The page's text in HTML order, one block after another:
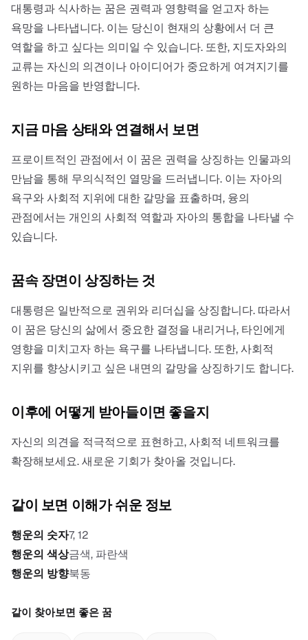
대통령과 식사하는 꿈은 권력과 영향력을 얻고자 하는
욕망을 나타냅니다. 이는 당신이 현재의 상황에서 더 큰
역할을 하고 싶다는 의미일 수 있습니다. 또한, 지도자와의
교류는 자신의 의견이나 아이디어가 중요하게 여겨지기를
원하는 마음을 반영합니다.
지금 마음 상태와 연결해서 보면
프로이트적인 관점에서 이 꿈은 권력을 상징하는 인물과의
만남을 통해 무의식적인 열망을 드러냅니다. 이는 자아의
욕구와 사회적 지위에 대한 갈망을 표출하며, 융의
관점에서는 개인의 사회적 역할과 자아의 통합을 나타낼 수
있습니다.
꿈속 장면이 상징하는 것
대통령은 일반적으로 권위와 리더십을 상징합니다. 따라서
이 꿈은 당신의 삶에서 중요한 결정을 내리거나, 타인에게
영향을 미치고자 하는 욕구를 나타냅니다. 또한, 사회적
지위를 향상시키고 싶은 내면의 갈망을 상징하기도 합니다.
이후에 어떻게 받아들이면 좋을지
자신의 의견을 적극적으로 표현하고, 사회적 네트워크를
확장해보세요. 새로운 기회가 찾아올 것입니다.
같이 보면 이해가 쉬운 정보
행운의 숫자7, 12
행운의 색상금색, 파란색
행운의 방향북동
같이 찾아보면 좋은 꿈